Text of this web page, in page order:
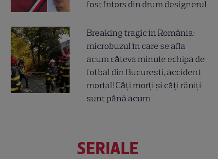
fost întors din drum designerul
Breaking tragic în România:
microbuzul în care se afla
acum câteva minute echipa de
fotbal din București, accident
mortal! Câți morți și câți răniți
sunt până acum
SERIALE